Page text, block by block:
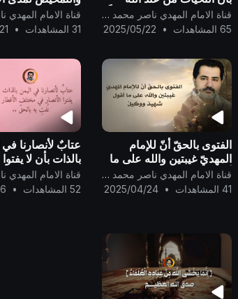
ولله، تقولونها لبعضكم بعضاً
..
قناة الامام المهدي ناصر محمد اليماني
65 المشاهدات
•
2025/05/22
بالحقّ في
31 المشاهدات
•
الفتوى بالحقّ أنّ للإمام
المهديّ غيبتين والله على ما
أقول شهيدٌ ووكيلٌ ..
قناة الامام المهدي ناصر محمد اليماني
41 المشاهدات
•
2025/04/24
عتابٌ لأنصارنا في
بالذات بأن لا
مختلف الأقطار
بالحقّ ..
52 المشاهدات
•